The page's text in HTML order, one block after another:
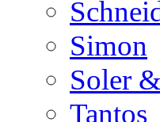
Simon
Soler
Tantos